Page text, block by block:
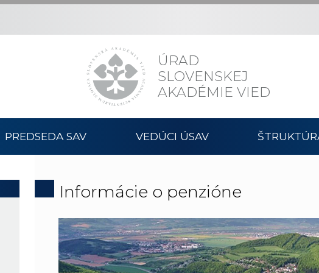
ÚRAD
SLOVENSKEJ
AKADÉMIE VIED
PREDSEDA SAV VEDÚCI ÚSAV
Informácie o penzióne